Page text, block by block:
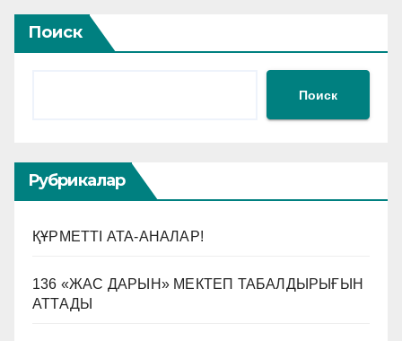
Поиск
Поиск
Рубрикалар
ҚҰРМЕТТІ АТА-АНАЛАР!
136 «ЖАС ДАРЫН» МЕКТЕП ТАБАЛДЫРЫҒЫН
АТТАДЫ